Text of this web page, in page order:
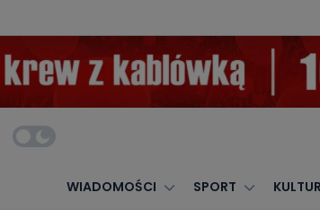
WIADOMOŚCI SPORT